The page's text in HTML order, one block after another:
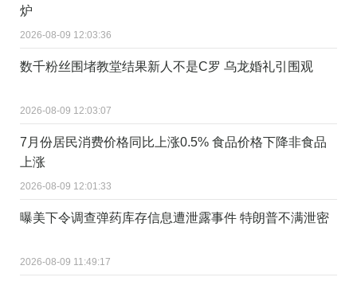
炉
2026-08-09 12:03:36
数千粉丝围堵教堂结果新人不是C罗 乌龙婚礼引围观
2026-08-09 12:03:07
7月份居民消费价格同比上涨0.5% 食品价格下降非食品
上涨
2026-08-09 12:01:33
曝美下令调查弹药库存信息遭泄露事件 特朗普不满泄密
2026-08-09 11:49:17